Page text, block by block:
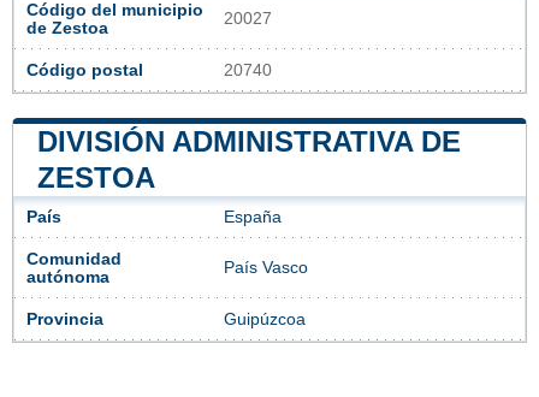
Código del municipio
de Zestoa
20027
Código postal 20740
DIVISIÓN ADMINISTRATIVA DE
ZESTOA
País España
Comunidad
autónoma
País Vasco
Provincia Guipúzcoa